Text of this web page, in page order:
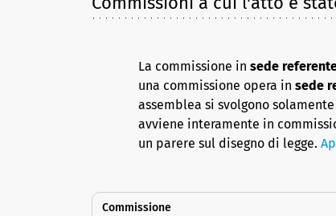
La commissione in sede
una commissione opera in sede
assemblea si svolgono
avviene interamente in
un parere sul disegno di legge.
Commissione